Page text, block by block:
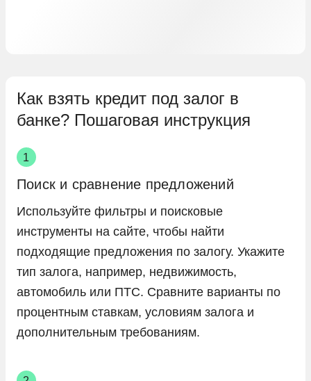
Как взять кредит под залог в
банке? Пошаговая инструкция
Поиск и сравнение предложений
Используйте фильтры и поисковые
инструменты на сайте, чтобы найти
подходящие предложения по залогу. Укажите
тип залога, например, недвижимость,
автомобиль или ПТС. Сравните варианты по
процентным ставкам, условиям залога и
дополнительным требованиям.